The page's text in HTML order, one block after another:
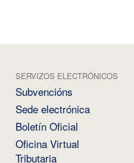
SERVIZOS ELECTRÓNICOS
Subvencións
Sede electrónica
Boletín Oficial
Oficina Virtual
Tributaria